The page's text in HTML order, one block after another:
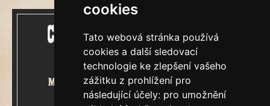
cookies
Tato webová stránka používá
cookies a další sledovací
technologie ke zlepšení vašeho
zážitku z prohlížení pro
následující účely: pro umožnění
Mecenášem Cimrmanova Zpravodaje
je společnost